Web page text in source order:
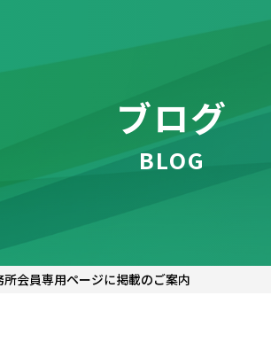
ブログ
BLOG
所会員専用ページに掲載のご案内